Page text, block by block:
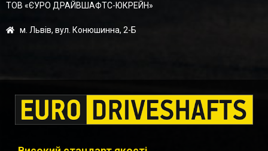
ТОВ «ЄУРО ДРАЙВШАФТC-ЮКРЕЙН»
м. Львів, вул. Конюшинна, 2-Б